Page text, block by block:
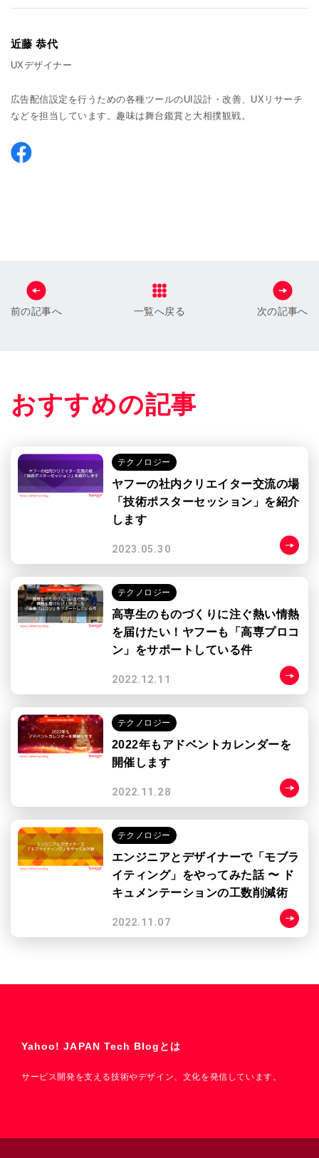
近藤 恭代
UXデザイナー
広告配信設定を行うための各種ツールのUI設計・改善、UXリサーチ
などを担当しています。趣味は舞台鑑賞と大相撲観戦。
前の記事へ 一覧へ戻る 次の記事へ
おすすめの記事
テクノロジー
ヤフーの社内クリエイター交流の場
「技術ポスターセッション」を紹介
します
2023.05.30
テクノロジー
高専生のものづくりに注ぐ熱い情熱
を届けたい！ヤフーも「高専プロコ
ン」をサポートしている件
2022.12.11
テクノロジー
2022年もアドベントカレンダーを
開催します
2022.11.28
テクノロジー
エンジニアとデザイナーで「モブラ
イティング」をやってみた話 〜 ド
キュメンテーションの工数削減術
2022.11.07
Yahoo! JAPAN Tech Blogとは
サービス開発を支える技術やデザイン、文化を発信しています。